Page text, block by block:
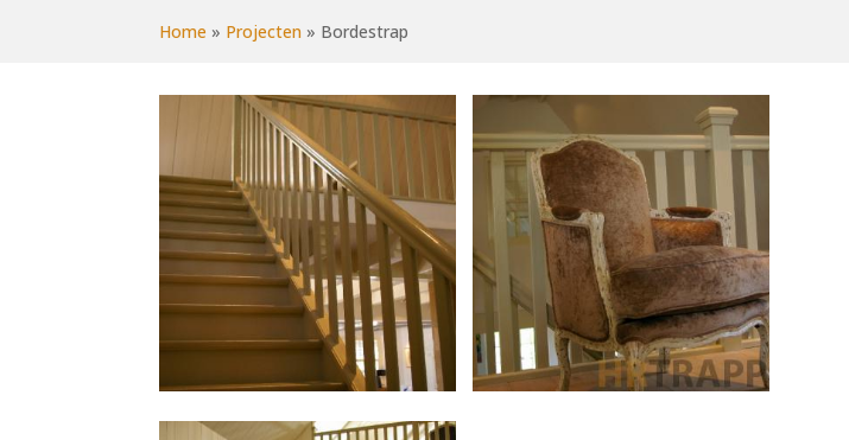
Home » Projecten » Bordestrap